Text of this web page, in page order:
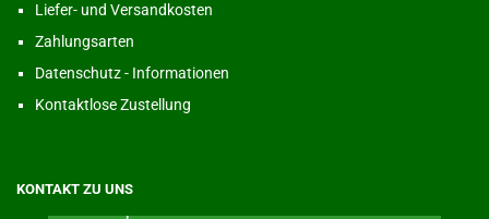
Liefer- und Versandkosten
Zahlungsarten
Datenschutz - Informationen
Kontaktlose Zustellung
KONTAKT ZU UNS